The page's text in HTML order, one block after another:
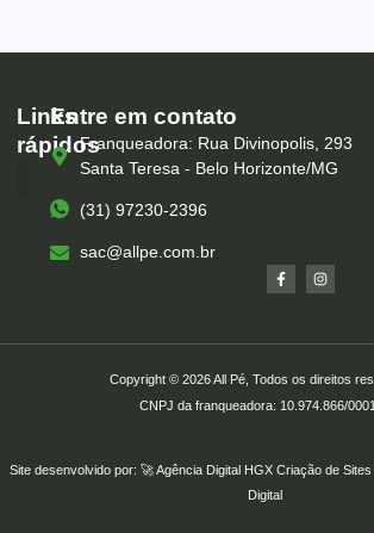
Links
rápidos
Entre em contato
Franqueadora: Rua Divinopolis, 293
Santa Teresa - Belo Horizonte/MG
(31) 97230-2396
sac@allpe.com.br
Copyright © 2026 All Pé, Todos os direitos
CNPJ da franqueadora: 10.974.866/
Site desenvolvido por: 🚀Agência Digital HGXCriação de
Digital